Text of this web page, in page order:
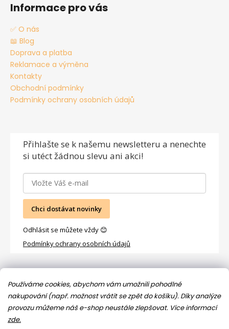
Používáme cookies, abychom vám umožnili pohodlné
nakupování (např. možnost vrátit se zpět do košíku). Díky analýze
provozu můžeme náš e-shop neustále zlepšovat. Více informací
zde.
Informace pro vás
✅ O nás
📖 Blog
Doprava a platba
Reklamace a výměna
Kontakty
Obchodní podmínky
Podmínky ochrany osobních údajů
Přihlašte se k našemu newsletteru a nenechte
si utéct žádnou slevu ani akci!
Chci dostávat novinky
Odhlásit se můžete vždy 😊
Podmínky ochrany osobních údajů
Facebook